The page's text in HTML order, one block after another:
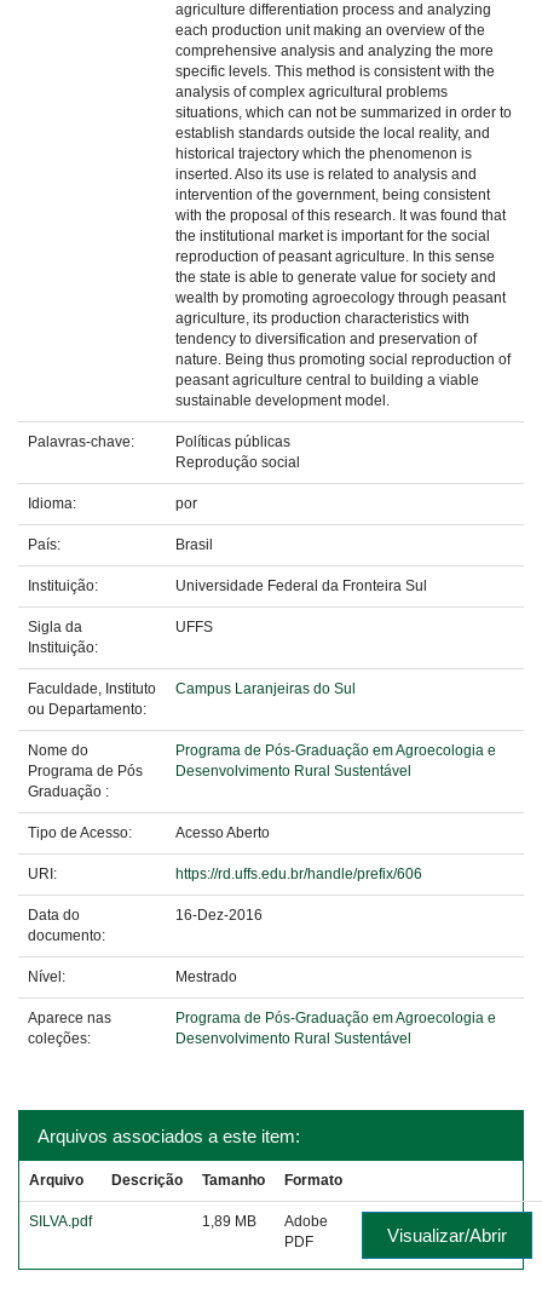
agriculture differentiation process and analyzing
each production unit making an overview of the
comprehensive analysis and analyzing the more
specific levels. This method is consistent with the
analysis of complex agricultural problems
situations, which can not be summarized in order to
establish standards outside the local reality, and
historical trajectory which the phenomenon is
inserted. Also its use is related to analysis and
intervention of the government, being consistent
with the proposal of this research. It was found that
the institutional market is important for the social
reproduction of peasant agriculture. In this sense
the state is able to generate value for society and
wealth by promoting agroecology through peasant
agriculture, its production characteristics with
tendency to diversification and preservation of
nature. Being thus promoting social reproduction of
peasant agriculture central to building a viable
sustainable development model.
Palavras-chave:
Políticas públicas
Reprodução social
Idioma: por
País: Brasil
Instituição: Universidade Federal da Fronteira Sul
Sigla da
Instituição:
UFFS
Faculdade, Instituto
ou Departamento:
Campus Laranjeiras do Sul
Nome do
Programa de Pós
Graduação :
Programa de Pós-Graduação em Agroecologia e
Desenvolvimento Rural Sustentável
Tipo de Acesso: Acesso Aberto
URI: https://rd.uffs.edu.br/handle/prefix/606
Data do
documento:
16-Dez-2016
Nível: Mestrado
Aparece nas
coleções:
Programa de Pós-Graduação em Agroecologia e
Desenvolvimento Rural Sustentável
Arquivos associados a este item:
Arquivo Descrição Tamanho Formato
SILVA.pdf 1,89 MB
Adobe
PDF
Visualizar/Abrir